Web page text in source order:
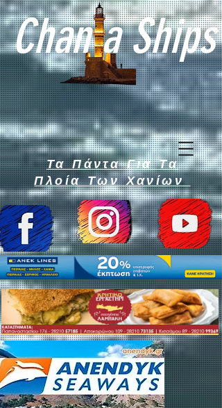
Chan a Ships
Τα Πάντα Για Τα
Πλοία Των Χανίων